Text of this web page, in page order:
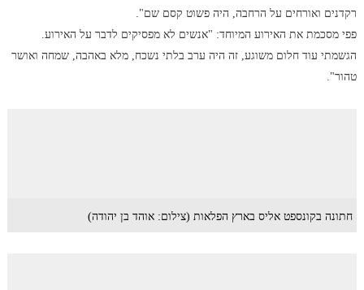
רקדנים ואורחים על הרחבה, היה פשוט קסם שם".
פפי מסכמת את האירוע המיוחד: "אנשים לא מפסיקים לדבר על האירוע.
הגשמתי עוד חלום משוגע, זה היה ערב בלתי נשכח, מלא באהבה, שמחה ואושר
טהור".
חתונה בקונספט אליס בארץ הפלאות (צילום: אוהד בן יהודה)